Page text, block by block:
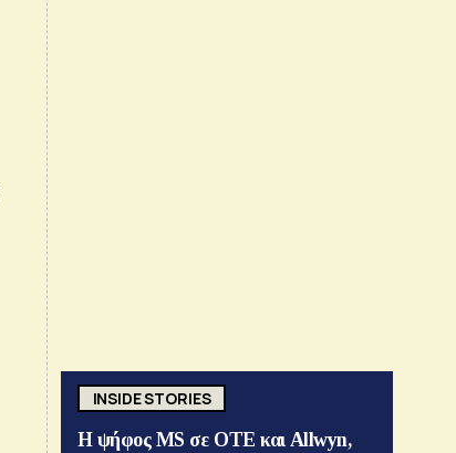
INSIDE STORIES
Η ψήφος MS σε ΟΤΕ και Allwyn,